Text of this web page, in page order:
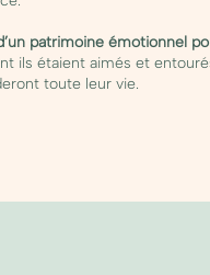
patrimoine émotionnel
ils étaient aimés et
toute leur vie.